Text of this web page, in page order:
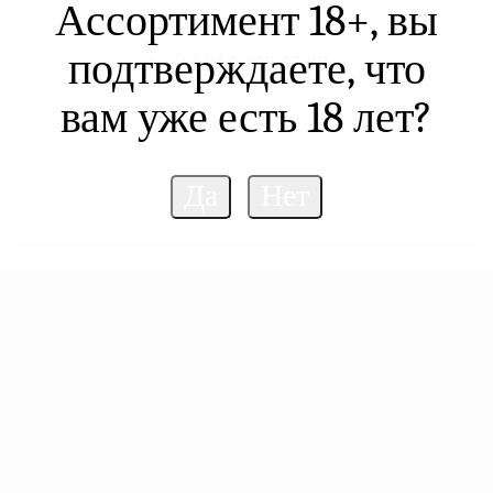
+7 960 208 07 88
2026 © Интернет витрина "Султан"
Ассортимент 18+, вы
подтверждаете, что
вам уже есть 18 лет?